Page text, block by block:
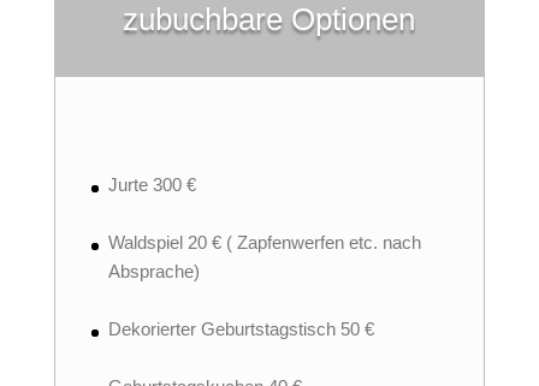
zubuchbare Optionen
Jurte 300 €
Waldspiel 20 € ( Zapfenwerfen etc. nach
Absprache)
Dekorierter Geburtstagstisch 50 €